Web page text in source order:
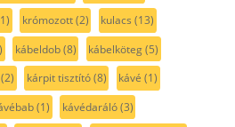
krómozott(2) kulacs (13)
kábeldob(8) kábelköteg(5)
(2) kárpit tisztító(8) kávé (1)
(1) kávédaráló(3)